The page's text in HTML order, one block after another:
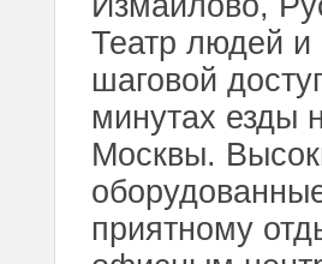
Театр людей и
шаговой
минутах езды
Москвы.
приятному